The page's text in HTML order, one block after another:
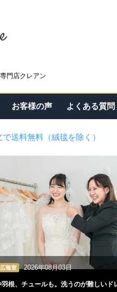
門店クレアン
お客様の声 よくある質問
送料無料（絨毯を除く）
報室 2026年08月03日
羽根、チュールも。洗うのが難しいド